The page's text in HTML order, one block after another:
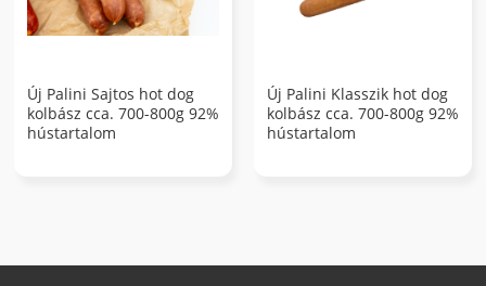
Új Palini Sajtos hot dog
kolbász cca. 700-800g 92%
hústartalom
Új Palini Klasszik hot dog
kolbász cca. 700-800g 92%
hústartalom